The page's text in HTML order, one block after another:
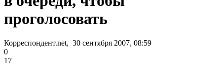
проголосовать
Корреспондент.net, 30 сентября 2007, 08:59
0
17